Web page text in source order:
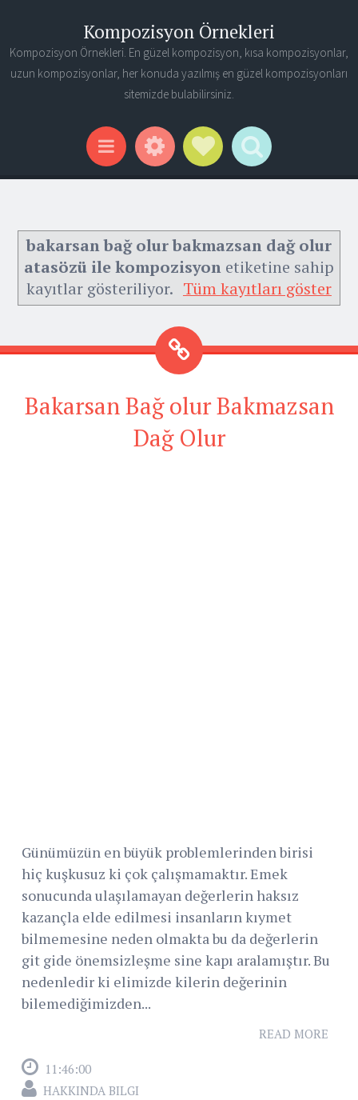
Kompozisyon Örnekleri
Kompozisyon Örnekleri. En güzel kompozisyon, kısa kompozisyonlar,
uzun kompozisyonlar, her konuda yazılmış en güzel kompozisyonları
sitemizde bulabilirsiniz.
Menu WidgetsSocial Links
Search
bakarsan bağ olur bakmazsan dağ olur
atasözü ile kompozisyon etiketine sahip
kayıtlar gösteriliyor. Tüm kayıtları göster
Bakarsan Bağ olur Bakmazsan
Dağ Olur
Günümüzün en büyük problemlerinden birisi
hiç kuşkusuz ki çok çalışmamaktır. Emek
sonucunda ulaşılamayan değerlerin haksız
kazançla elde edilmesi insanların kıymet
bilmemesine neden olmakta bu da değerlerin
git gide önemsizleşme sine kapı aralamıştır. Bu
nedenledir ki elimizde kilerin değerinin
bilemediğimizden...
READ MORE
11:46:00
HAKKINDA BILGI